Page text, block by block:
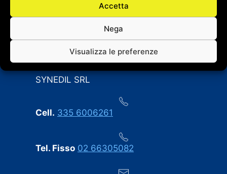
Accetta
Nega
Visualizza le preferenze
CONTATTI
SYNEDIL SRL
Cell. 335 6006261
Tel. Fisso 02 66305082